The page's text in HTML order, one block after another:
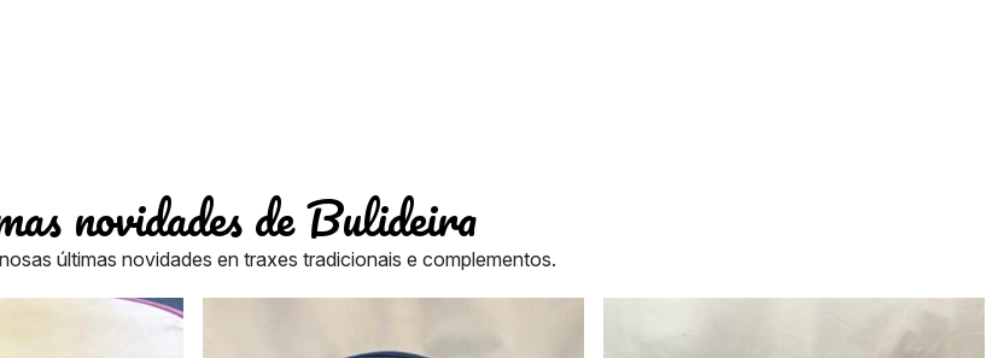
novidades de Bulideira
últimas novidades en traxes tradicionais e complementos.